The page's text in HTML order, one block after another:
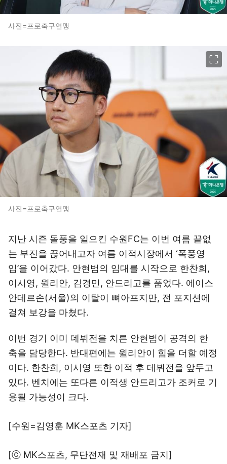
사진=프로축구연맹
사진=프로축구연맹
지난 시즌 돌풍을 일으킨 수원FC는 이번 여름 끝없
는 부진을 끊어내고자 여름 이적시장에서 ‘폭풍영
입’을 이어갔다. 안현범의 임대를 시작으로 한찬희,
이시영, 윌리안, 김경민, 안드리고를 품었다. 에이스
안데르손(서울)의 이탈이 뼈아프지만, 전 포지션에
걸쳐 보강을 마쳤다.
이번 경기 이미 데뷔전을 치른 안현범이 공격의 한
축을 담당한다. 반대편에는 윌리안이 힘을 더할 예정
이다. 한찬희, 이시영 또한 이적 후 데뷔전을 앞두고
있다. 벤치에는 또다른 이적생 안드리고가 조커로 기
용될 가능성이 크다.
[수원=김영훈 MK스포츠 기자]
[ⓒ MK스포츠, 무단전재 및 재배포 금지]